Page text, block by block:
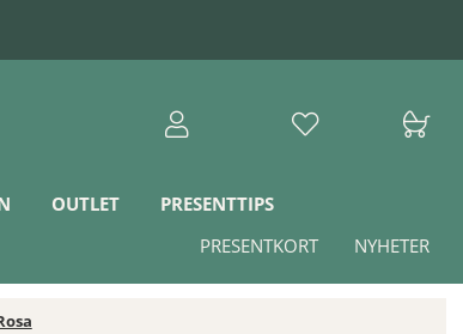
OUTLET
PRESENTTIPS
NYHETER
PRESENTKORT